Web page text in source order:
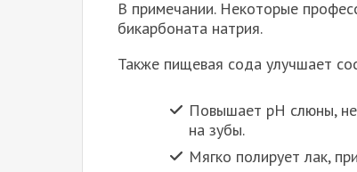
В примечании. Некоторые
бикарбоната натрия.
Также пищевая сода улучшает
Повышает рН слюны,
на зубы.
Мягко полирует лак,